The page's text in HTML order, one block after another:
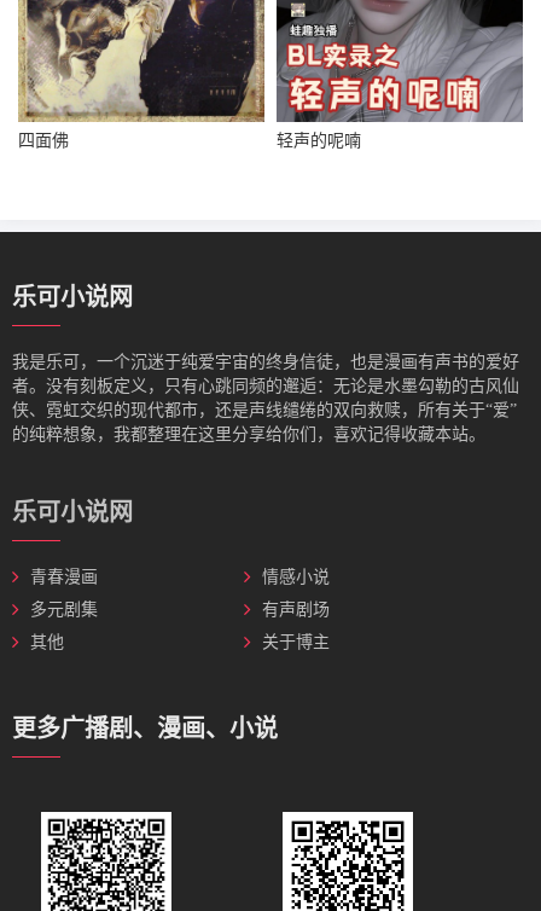
四面佛 轻声的呢喃
乐可小说网
我是‌乐可，一个沉迷于纯爱宇宙的终身信徒，也是漫画有声书的爱好
者。没有刻板定义，只有心跳同频的邂逅：无论是水墨勾勒的古风仙
侠、霓虹交织的现代都市，还是声线缱绻的双向救赎，所有关于“爱”
的纯粹想象，我都整理在这里分享给你们，喜欢记得收藏本站。
乐可小说网
青春漫画
情感小说
多元剧集
有声剧场
其他
关于博主
更多广播剧、漫画、小说